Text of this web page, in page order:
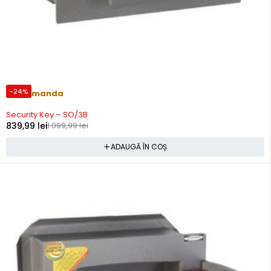
-24%
Precomanda
Security Key – SO/3B
1.099,99lei
839,99 lei
ADAUGĂ ÎN COȘ